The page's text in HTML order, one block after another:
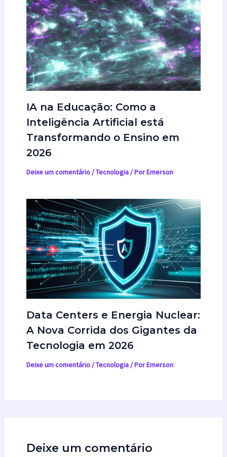
IA na Educação: Como a
Inteligência Artificial está
Transformando o Ensino em
2026
Deixe um comentário /Tecnologia/ PorEmerson
Data Centers e Energia Nuclear:
A Nova Corrida dos Gigantes da
Tecnologia em 2026
Deixe um comentário /Tecnologia/ PorEmerson
Deixe um comentário